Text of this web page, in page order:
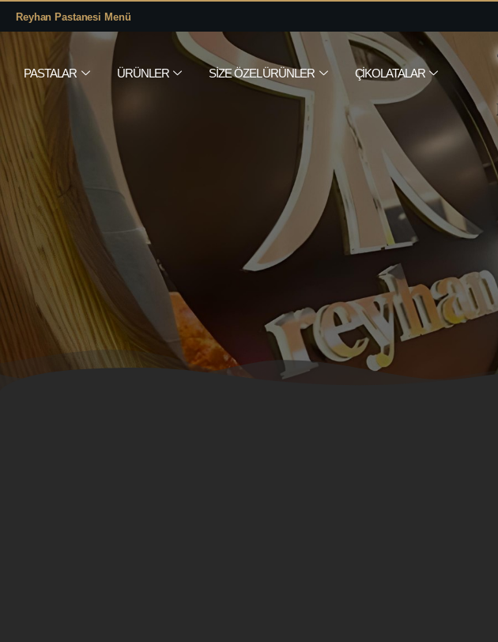
Reyhan Pastanesi Menü
PASTALAR ÜRÜNLER SIZE ÖZEL ÜRÜNLER ÇIKOLATALAR